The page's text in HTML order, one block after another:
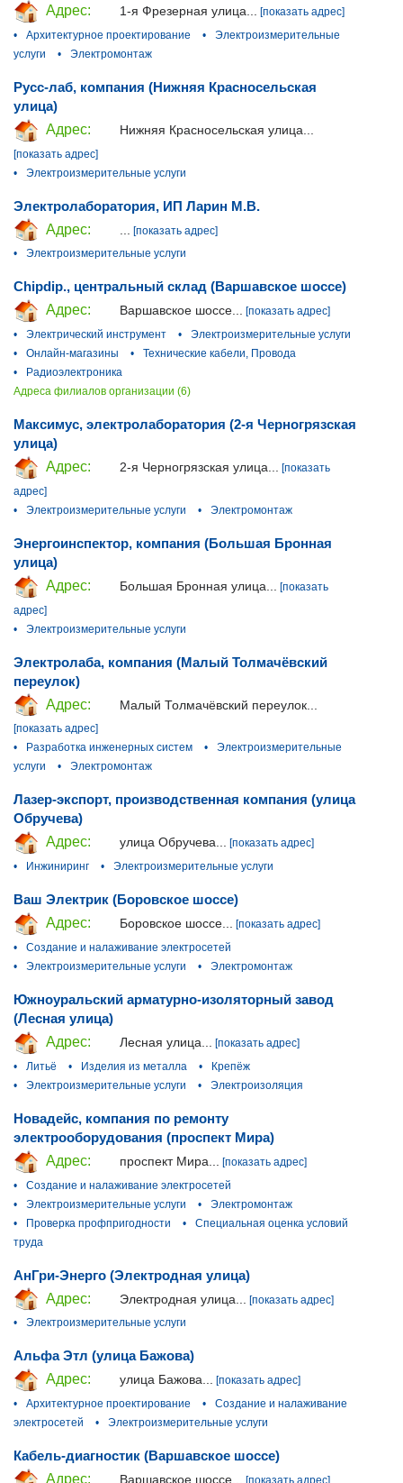
Адрес: 1-я Фрезерная улица...
[показать адрес]
•
Архитектурное проектирование •
Электроизмерительные
услуги
• Электромонтаж
Русс-лаб, компания (Нижняя Красносельская
улица)
Адрес:
Нижняя Красносельская улица...
[показать адрес]
•
Электроизмерительные услуги
Электролаборатория, ИП Ларин М.В.
Адрес:
[показать адрес]
•
Электроизмерительные услуги
Chipdip., центральный склад (Варшавское шоссе)
Адрес:
Варшавское шоссе... [показать адрес]
•
Электрический инструмент •
Электроизмерительные услуги
•
Онлайн-магазины •
Технические кабели, Провода
•
Радиоэлектроника
Адреса филиалов организации (6)
Максимус, электролаборатория (2-я Черногрязская
улица)
Адрес:
2-я Черногрязская улица...
[показать
адрес]
•
Электроизмерительные услуги • Электромонтаж
Энергоинспектор, компания (Большая Бронная
улица)
Адрес:
Большая Бронная улица...
[показать
адрес]
•
Электроизмерительные услуги
Электролаба, компания (Малый Толмачёвский
переулок)
Адрес:
Малый Толмачёвский переулок...
[показать адрес]
•
Разработка инженерных систем •
Электроизмерительные
услуги
• Электромонтаж
Лазер-экспорт, производственная компания (улица
Обручева)
Адрес:
улица Обручева... [показать адрес]
•
Инжиниринг • Электроизмерительные услуги
Ваш Электрик (Боровское шоссе)
Адрес:
Боровское шоссе... [показать адрес]
•
Создание и налаживание электросетей
•
Электроизмерительные услуги • Электромонтаж
Южноуральский арматурно-изоляторный завод
(Лесная улица)
Адрес:
Лесная улица...
[показать адрес]
•
Литьё • Изделия из металла •
Крепёж
•
Электроизмерительные услуги • Электроизоляция
Новадейс, компания по ремонту
электрооборудования (проспект Мира)
Адрес:
проспект Мира...
[показать адрес]
•
Создание и налаживание электросетей
•
Электроизмерительные услуги •
Электромонтаж
•
Проверка профпригодности •
Специальная оценка условий
труда
АнГри-Энерго (Электродная улица)
Адрес:
Электродная улица...
[показать адрес]
•
Электроизмерительные услуги
Альфа Этл (улица Бажова)
Адрес:
улица Бажова... [показать адрес]
•
Архитектурное проектирование •
Создание и налаживание
электросетей
• Электроизмерительные услуги
Кабель-диагностик (Варшавское шоссе)
Адрес:
Варшавское шоссе...
[показать адрес]